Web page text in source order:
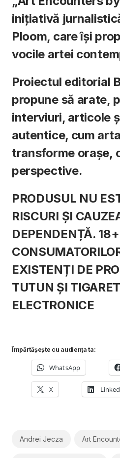
inițiativă
Ploom, care își
vocile artei
Proiectul editorial
propune să arate,
interviuri, articole
autentice, cum
transforme orașe,
perspective.
PRODUSUL NU
RISCURI ȘI
DEPENDENȚĂ.
EXISTENȚI DE
TUTUN ȘI
ELECTRONICE
Împărtășește cu audiența ta:
WhatsApp
X
Andrei Jecza Art